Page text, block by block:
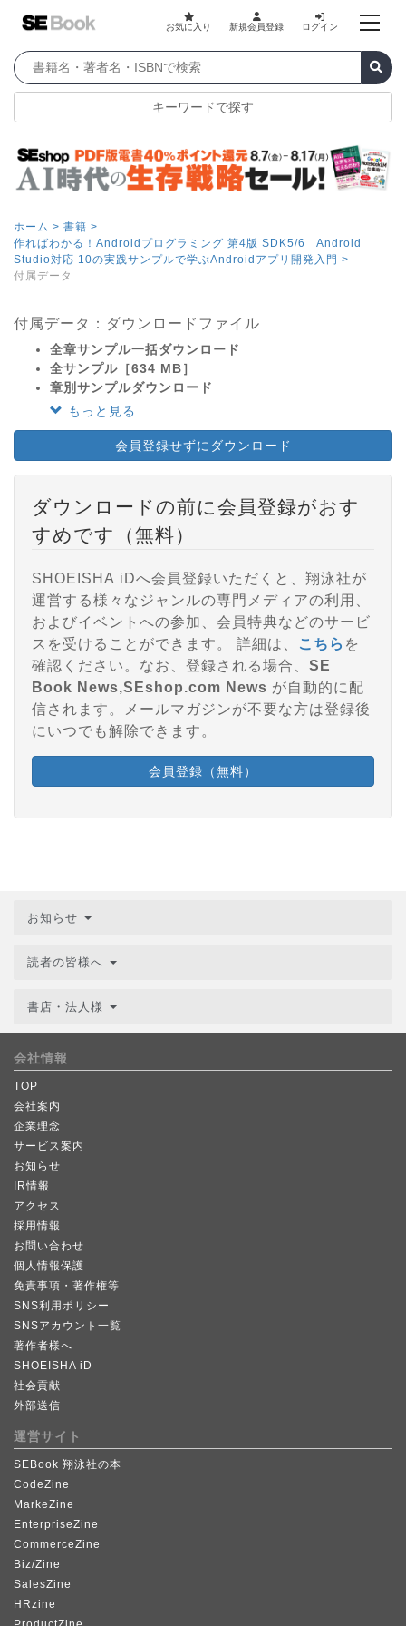
お気に入り 新規会員登録 ログイン
キーワードで探す
ホーム > 書籍 >
作ればわかる！Androidプログラミング 第4版 SDK5/6 Android
Studio対応 10の実践サンプルで学ぶAndroidアプリ開発入門 >
付属データ
付属データ：ダウンロードファイル
全章サンプル一括ダウンロード
全サンプル［634 MB］
章別サンプルダウンロード
もっと見る
会員登録せずにダウンロード
ダウンロードの前に会員登録がおす
すめです（無料）
SHOEISHA iDへ会員登録いただくと、翔泳社が
運営する様々なジャンルの専門メディアの利用、
およびイベントへの参加、会員特典などのサービ
スを受けることができます。 詳細は、
こちら を
確認ください。なお、登録される場合、 SE
Book News,SEshop.com News が自動的に配
信されます。メールマガジンが不要な方は登録後
にいつでも解除できます。
会員登録（無料）
お知らせ
読者の皆様へ
書店・法人様
会社情報
TOP
会社案内
企業理念
サービス案内
お知らせ
IR情報
アクセス
採用情報
お問い合わせ
個人情報保護
免責事項・著作権等
SNS利用ポリシー
SNSアカウント一覧
著作者様へ
SHOEISHA iD
社会貢献
外部送信
運営サイト
SEBook 翔泳社の本
CodeZine
MarkeZine
EnterpriseZine
CommerceZine
Biz/Zine
SalesZine
HRzine